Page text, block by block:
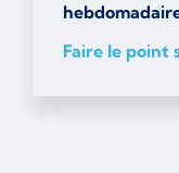
Faire le point